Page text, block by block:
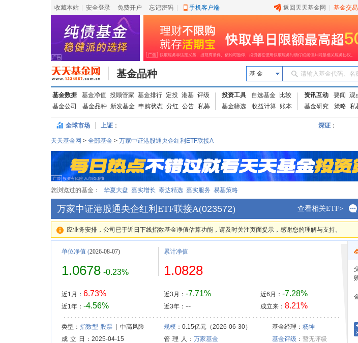
收藏本站 安全登录 免费开户 忘记密码 手机客户端 返回天天基金网 基金交易
基金品种 基 金 请输入基金代码、名
基金数据 基金净值 投顾管家 基金排行 定投 港基 评级
基金公司
基金品种 新发基金 申购状态 分红 公告 私募
投资工具 自选基金
比较
基金筛选
收益计算 账本
资讯互动 要闻 观
基金研究
策略 私
全球市场 上证： 深证：
天天基金网 > 全部基金 > 万家中证港股通央企红利ETF联接A
您浏览过的基金： 华夏大盘 嘉实增长 泰达精选 嘉实服务 易基策略
万家中证港股通央企红利ETF联接A(023572) 查看相关ETF>
应业务安排，公司已于近日下线指数基金净值估算功能，请及时关注页面提示，感谢您的理解与支持。
单位净值 (2026-08-07)
1.0678 -0.23%
近1月： 6.73%
近1年： -4.56%
累计净值
1.0828
近3月： -7.71%
近3年： --
近6月： -7.28%
成立来： 8.21%
类型： 指数型-股票| 中高风险 规模：0.15亿元（2026-06-30） 基金经理： 杨坤
成 立 日
：2025-04-15 管 理 人 ： 万家基金 基金评级 ： 暂无评级